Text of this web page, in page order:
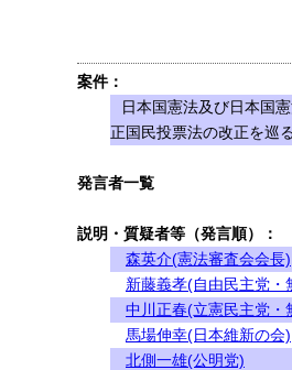
案件：
日本国憲法及び日本国
正国民投票法の改正を巡
発言者一覧
説明・質疑者等（発言順）：
森英介(憲法審査会会長)
新藤義孝(自由民主党・
中川正春(立憲民主党・
馬場伸幸(日本維新の会)
北側一雄(公明党)